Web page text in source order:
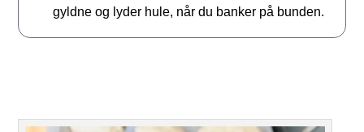
gyldne og lyder hule, når du banker på bunden.